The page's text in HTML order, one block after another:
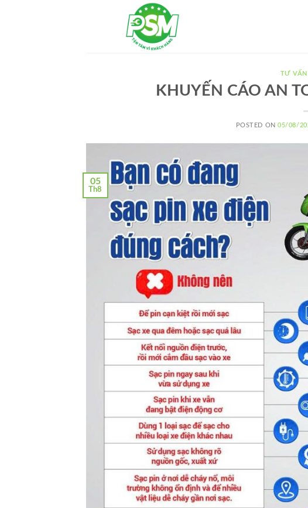
TƯ VẤN
KHUYẾN CÁO AN
POSTED ON05/08/
05
Th8